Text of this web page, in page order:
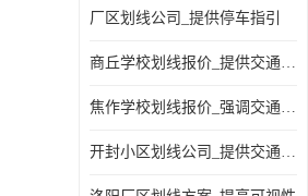
厂区划线公司_提供停车指引
商丘学校划线报价_提供交通信息
焦作学校划线报价_强调交通规则
开封小区划线公司_提供交通信息